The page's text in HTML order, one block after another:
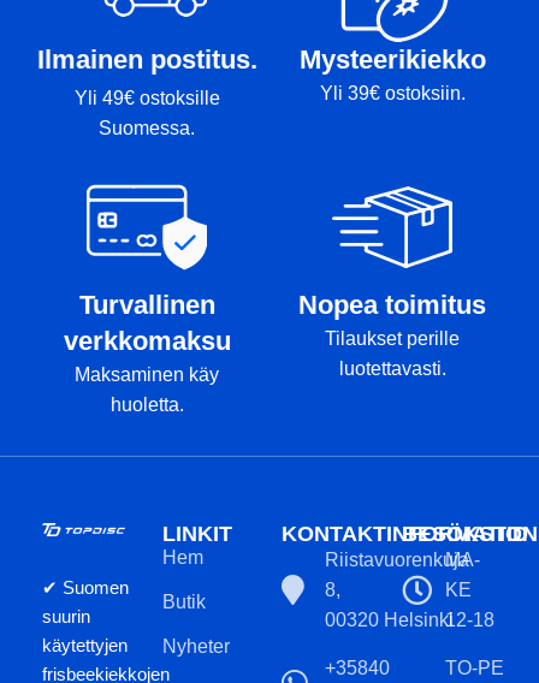
Ilmainen postitus.
Yli 49€ ostoksille
Suomessa.
Mysteerikiekko
Yli 39€ ostoksiin.
Turvallinen
verkkomaksu
Maksaminen käy
huoletta.
Nopea toimitus
Tilaukset perille
luotettavasti.
✔ Suomen
suurin
käytettyjen
frisbeekiekkojen
LINKIT
Hem
Butik
Nyheter
KONTAKTINFORMATION
Riistavuorenkuja
8,
00320 Helsinki
+35840
BESÖKSTID
MA-
KE
12-18
TO-PE